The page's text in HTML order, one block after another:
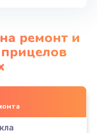
ремонт и